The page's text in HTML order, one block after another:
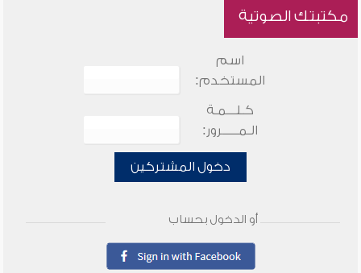
مكتبتك الصوتية
اسم
المستخدم:
كـلـــمـة
الـمـــــرور:
دخول المشتركين
أو الدخول بحساب